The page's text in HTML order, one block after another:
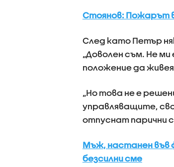
Стоянов: Пожарът в
След като Петър
„Доволен съм. Не
положение да
„Но това не е
управляващите,
отпуснат парични
Мъж, настанен във
безсилни сме